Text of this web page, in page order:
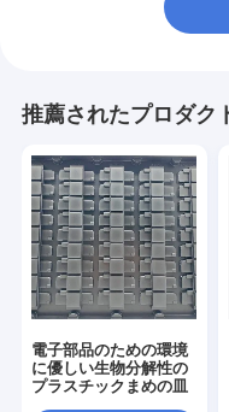
推薦されたプロダク
電子部品のための環境
に優しい生物分解性の
プラスチックまめの皿